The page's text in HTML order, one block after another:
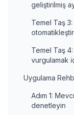
geliştirilmiş
Temel Taş
Temel Taş
vurgulamak
Uygulama
Adım 1:
denetleyin